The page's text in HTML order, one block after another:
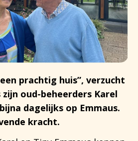
prachtig huis”, verzucht
oud-beheerders Karel
dagelijks op Emmaus.
kracht.